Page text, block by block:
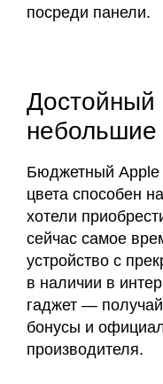
посреди панели.
Достойный
небольшие
Бюджетный Apple
цвета способен
хотели
сейчас самое
устройство с
в наличии в
гаджет —
бонусы и
производителя.